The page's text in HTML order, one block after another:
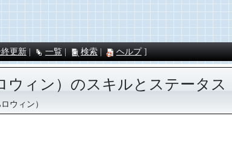
更新 一覧 検索 ヘルプ
ィン）のスキルとステータス
ウィン）